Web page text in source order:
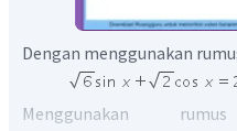
Dengan menggunakan
Menggunakan